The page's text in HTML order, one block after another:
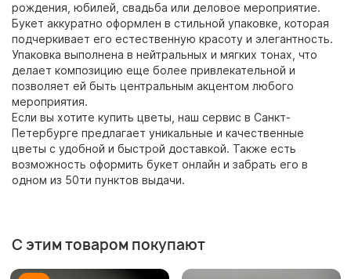
рождения, юбилей, свадьба или деловое мероприятие.
Букет аккуратно оформлен в стильной упаковке, которая
подчеркивает его естественную красоту и элегантность.
Упаковка выполнена в нейтральных и мягких тонах, что
делает композицию еще более привлекательной и
позволяет ей быть центральным акцентом любого
мероприятия.
Если вы хотите купить цветы, наш сервис в Санкт-
Петербурге предлагает уникальные и качественные
цветы с удобной и быстрой доставкой. Также есть
возможность оформить букет онлайн и забрать его в
одном из 50ти пунктов выдачи.
С этим товаром покупают